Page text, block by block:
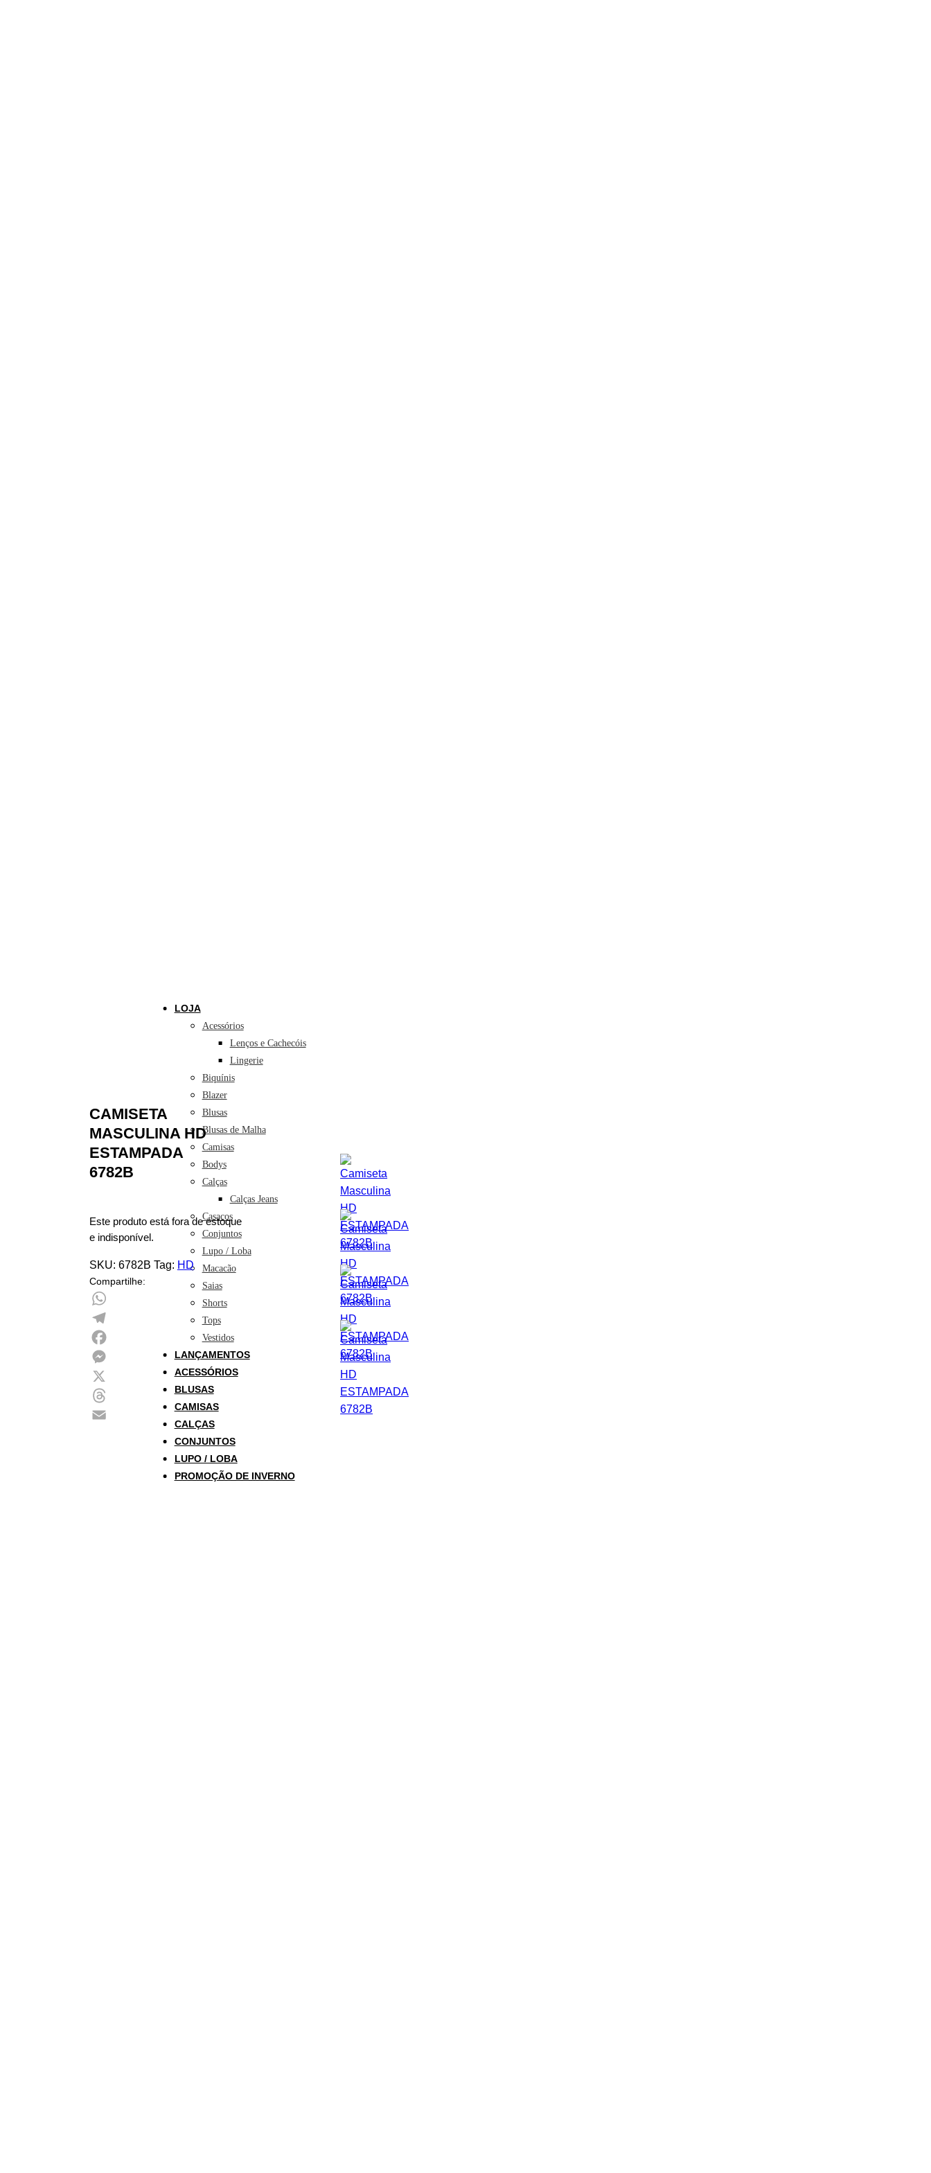
LOJA
Acessórios
Lenços e Cachecóis
Lingerie
Biquínis
Blazer
Blusas
Blusas de Malha
Camisas
Bodys
Calças
Calças Jeans
Casacos
Conjuntos
Lupo / Loba
Macacão
Saias
Shorts
Tops
Vestidos
LANÇAMENTOS
ACESSÓRIOS
BLUSAS
CAMISAS
CALÇAS
CONJUNTOS
LUPO / LOBA
PROMOÇÃO DE INVERNO
CAMISETA
MASCULINA HD
ESTAMPADA
6782B
Este produto está fora de estoque
e indisponível.
SKU: 6782B Tag: HD
Compartilhe:
WhatsApp
Telegram
Facebook
Messenger
X
Threads